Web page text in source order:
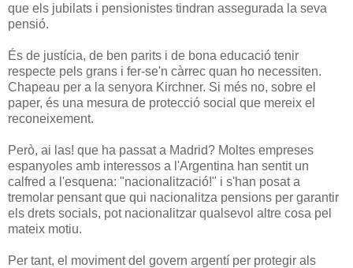
que els jubilats i pensionistes tindran assegurada la seva
pensió.
És de justícia, de ben parits i de bona educació tenir
respecte pels grans i fer-se'n càrrec quan ho necessiten.
Chapeau per a la senyora Kirchner. Si més no, sobre el
paper, és una mesura de protecció social que mereix el
reconeixement.
Però, ai las! que ha passat a Madrid? Moltes empreses
espanyoles amb interessos a l'Argentina han sentit un
calfred a l'esquena: "nacionalització!" i s'han posat a
tremolar pensant que qui nacionalitza pensions per garantir
els drets socials, pot nacionalitzar qualsevol altre cosa pel
mateix motiu.
Per tant, el moviment del govern argentí per protegir als